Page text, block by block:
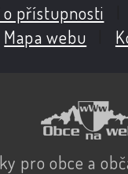
přístupnosti
Mapa webu
pro obce a